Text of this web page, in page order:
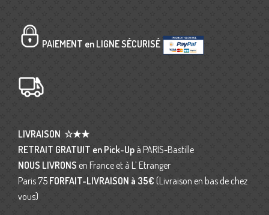
PAIEMENT en LIGNE SÉCURISÉ
LIVRAISON ☆★★
RETRAIT GRATUIT en Pick-Up à PARIS-Bastille
NOUS LIVRONS en France et à L’ Etranger
Paris 75 FORFAIT-LIVRAISON à 35€ (Livraison en bas de chez
vous)